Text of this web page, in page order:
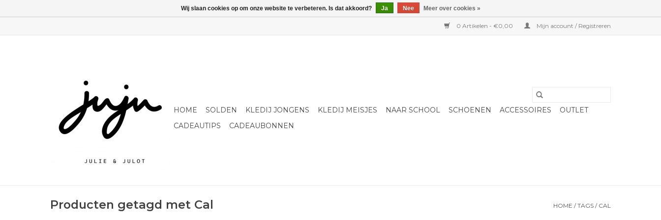
0 Artikelen - €0,00 Mijn account / Registreren
HOME SOLDEN KLEDIJ JONGENS KLEDIJ MEISJES NAAR SCHOOL SCHOENEN ACCESSOIRES
OUTLET
CADEAUTIPS
CADEAUBONNEN
Producten getagd met Cal HOME /TAGS / CAL
Wij slaan cookies op om onze website te verbeteren. Is dat akkoord? Ja Nee Meer over cookies »